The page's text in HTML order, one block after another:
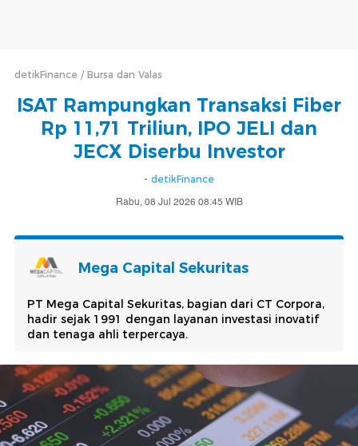
detikFinance Bursa dan Valas
ISAT Rampungkan Transaksi Fiber
Rp 11,71 Triliun, IPO JELI dan
JECX Diserbu Investor
- detikFinance
Rabu, 08 Jul 2026 08:45 WIB
Mega Capital Sekuritas
PT Mega Capital Sekuritas, bagian dari CT Corpora,
hadir sejak 1991 dengan layanan investasi inovatif
dan tenaga ahli terpercaya.